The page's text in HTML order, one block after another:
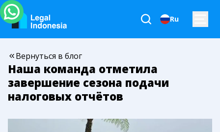
Ru
Вернуться в блог
Наша команда отметила
завершение сезона подачи
налоговых отчётов